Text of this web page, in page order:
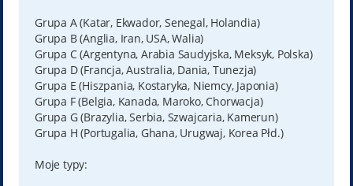
Grupa A (Katar, Ekwador, Senegal, Holandia)
Grupa B (Anglia, Iran, USA, Walia)
Grupa C (Argentyna, Arabia Saudyjska, Meksyk, Polska)
Grupa D (Francja, Australia, Dania, Tunezja)
Grupa E (Hiszpania, Kostaryka, Niemcy, Japonia)
Grupa F (Belgia, Kanada, Maroko, Chorwacja)
Grupa G (Brazylia, Serbia, Szwajcaria, Kamerun)
Grupa H (Portugalia, Ghana, Urugwaj, Korea Płd.)
Moje typy: